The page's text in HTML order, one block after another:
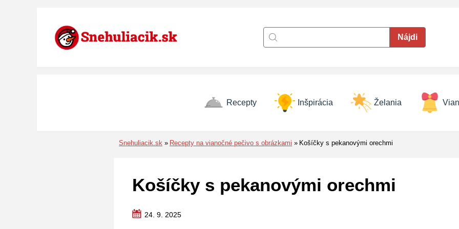
Recepty Inšpirácia Želania
Snehuliacik.sk Recepty na vianočné pečivo s obrázkami Košíčky s pekanovými orechmi
Košíčky s pekanovými orechmi
24. 9. 2025